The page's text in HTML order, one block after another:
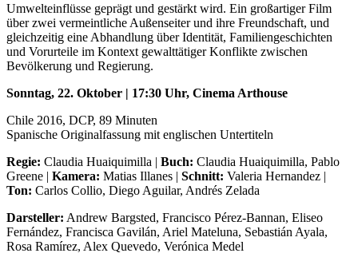
Umwelteinflüsse geprägt und gestärkt wird. Ein großartiger Film
über zwei vermeintliche Außenseiter und ihre Freundschaft, und
gleichzeitig eine Abhandlung über Identität, Familiengeschichten
und Vorurteile im Kontext gewalttätiger Konflikte zwischen
Bevölkerung und Regierung.
Sonntag, 22. Oktober | 17:30 Uhr, Cinema Arthouse
Chile 2016, DCP, 89 Minuten
Spanische Originalfassung mit englischen Untertiteln
Regie: Claudia Huaiquimilla | Buch: Claudia Huaiquimilla, Pablo
Greene | Kamera: Matias Illanes | Schnitt: Valeria Hernandez |
Ton: Carlos Collio, Diego Aguilar, Andrés Zelada
Darsteller: Andrew Bargsted, Francisco Pérez-Bannan, Eliseo
Fernández, Francisca Gavilán, Ariel Mateluna, Sebastián Ayala,
Rosa Ramírez, Alex Quevedo, Verónica Medel